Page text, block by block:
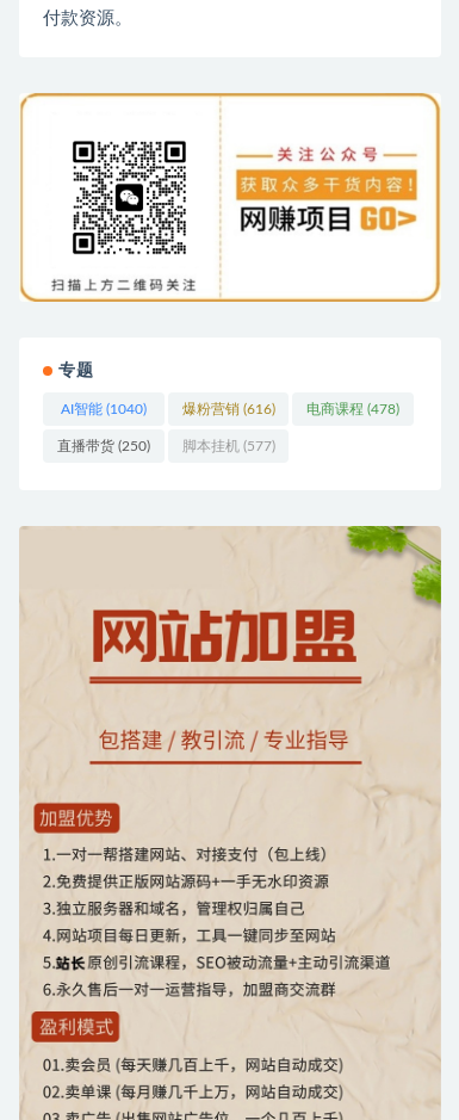
付款资源。
专题
AI智能 (1040) 爆粉营销(616) 电商课程 (478)
直播带货 (250) 脚本挂机(577)